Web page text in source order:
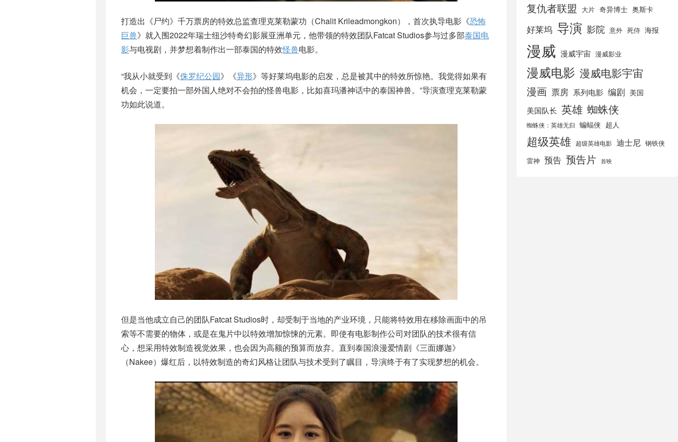
打造出《尸约》千万票房的特效总监查理克莱勒蒙功（Chalit Krileadmongkon），首次执导电影《恐怖
巨兽》就入围2022年瑞士纽沙特奇幻影展亚洲单元，他带领的特效团队Fatcat Studios参与过多部泰国电
影与电视剧，并梦想着制作出一部泰国的特效怪兽电影。
“我从小就受到《侏罗纪公园》《异形》等好莱坞电影的启发，总是被其中的特效所惊艳。我觉得如果有
机会，一定要拍一部外国人绝对不会拍的怪兽电影，比如​​喜玛潘神话中的泰国神兽。”导演查理克莱勒蒙
功如此说道。
但是当他成立自己的团队​​Fatcat Studios时，却受制于当地的产业环境，只能将特效用在移除画面中的吊
索等不需要的物体，或是在鬼片中以特效增加惊悚的元素。即使有电影制作公司对团队的技术很有信
心，想采用特效制造视觉效果，也会因为高额的预算而放弃。直到泰国浪漫爱情剧《三面娜迦》
（Nakee）爆红后，以特效制造的奇幻风格让团队与技术受到了瞩目，导演终于有了实现梦想的机会。
复仇者联盟 大片 奇异博士 奥斯卡
好莱坞 导演 影院 意外 死侍 海报
漫威 漫威宇宙 漫威影业
漫威电影 漫威电影宇宙
漫画 票房 系列电影 编剧 美国
美国队长 英雄 蜘蛛侠
蜘蛛侠：英雄无归 蝙蝠侠 超人
超级英雄 超级英雄电影 迪士尼 钢铁侠
雷神 预告 预告片 首映